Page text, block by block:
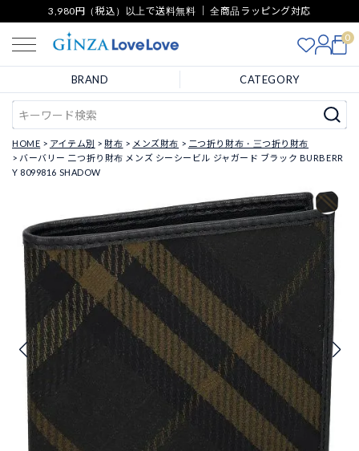
3,980円（税込）以上で送料無料 ｜ 全商品ラッピング対応
0
BRAND CATEGORY
HOME アイテム別 財布 メンズ財布
二つ折り財布・三つ折り財布
バーバリー 二つ折り財布 メンズ シーシービル ジャガード ブラック BURBERR
Y 8099816 SHADOW